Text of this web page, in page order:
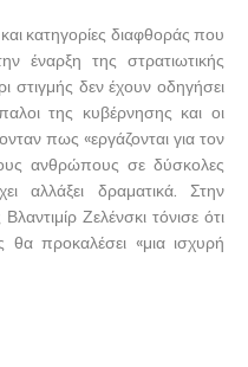
κατηγορίες διαφθοράς που
έναρξη της στρατιωτικής
στιγμής δεν έχουν οδηγήσει
της κυβέρνησης και οι
πως «εργάζονται για τον
ανθρώπους σε δύσκολες
αλλάξει δραματικά. Στην
Ζελένσκι τόνισε ότι
θα προκαλέσει «μια ισχυρή